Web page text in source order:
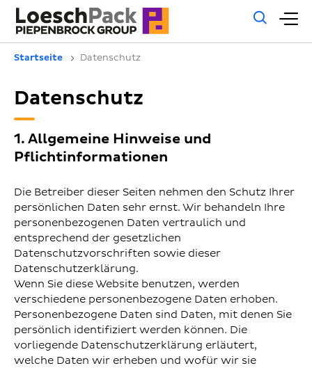
Startseite Datenschutz
Datenschutz
1. Allgemeine Hinweise und
Pflichtinformationen
Die Betreiber dieser Seiten nehmen den Schutz Ihrer
persönlichen Daten sehr ernst. Wir behandeln Ihre
personenbezogenen Daten vertraulich und
entsprechend der gesetzlichen
Datenschutzvorschriften sowie dieser
Datenschutzerklärung.
Wenn Sie diese Website benutzen, werden
verschiedene personenbezogene Daten erhoben.
Personenbezogene Daten sind Daten, mit denen Sie
persönlich identifiziert werden können. Die
vorliegende Datenschutzerklärung erläutert,
welche Daten wir erheben und wofür wir sie